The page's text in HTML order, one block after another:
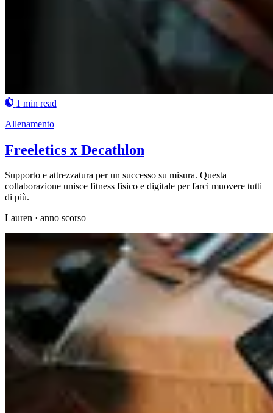
1 min read
Allenamento
Freeletics x Decathlon
Supporto e attrezzatura per un successo su misura. Questa
collaborazione unisce fitness fisico e digitale per farci muovere tutti
di più.
Lauren · anno scorso